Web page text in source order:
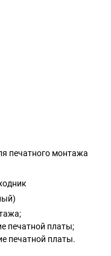
печатного монтажа
печатной платы;
печатной платы.